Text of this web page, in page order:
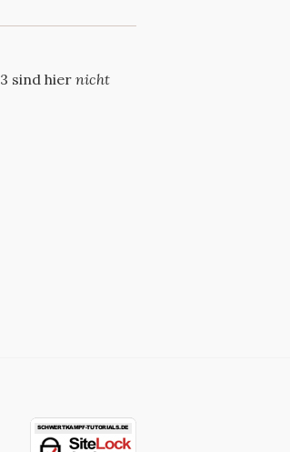
sind hier nicht